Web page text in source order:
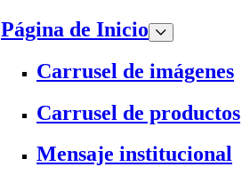
Página de Inicio
Carrusel de imágenes
Carrusel de productos
Mensaje institucional